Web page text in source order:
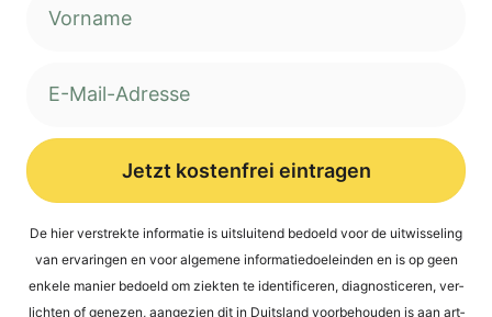
Jetzt kostenfrei eintragen
De hier ver­st­rek­te infor­ma­tie is uit­s­lui­tend bed­oeld voor de uit­wis­se­ling
van erva­rin­gen en voor alge­mene infor­ma­tied­oel­ein­den en is op geen
enke­le manier bed­oeld om ziek­ten te iden­ti­fi­ce­ren, dia­gno­sti­ce­ren, ver­
lich­ten of gene­zen, aan­ge­zi­en dit in Duit­s­land voor­be­hou­den is aan art­